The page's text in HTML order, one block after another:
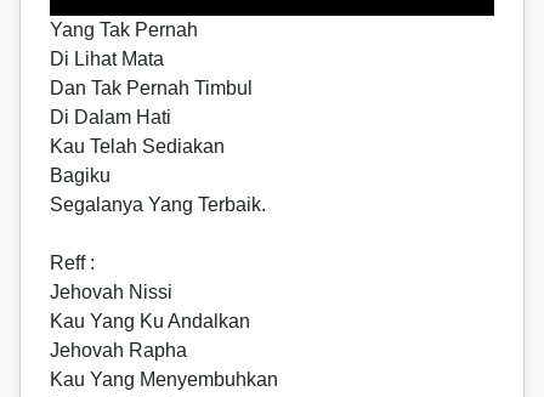
Yang Tak Pernah
Di Lihat Mata
Dan Tak Pernah Timbul
Di Dalam Hati
Kau Telah Sediakan
Bagiku
Segalanya Yang Terbaik.
Reff:
Jehovah Nissi
Kau Yang Ku Andalkan
Jehovah Rapha
Kau Yang Menyembuhkan